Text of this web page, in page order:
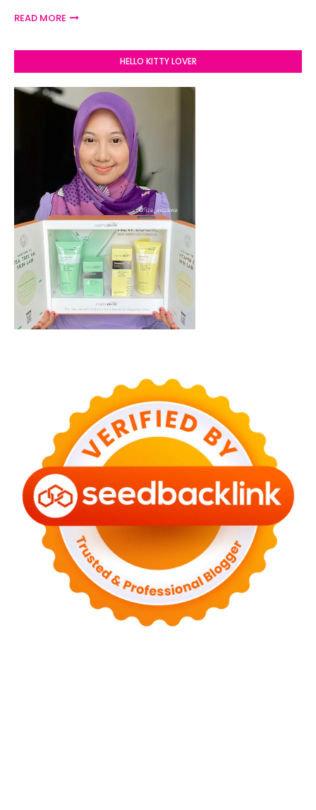
READ MORE
HELLO KITTY LOVER